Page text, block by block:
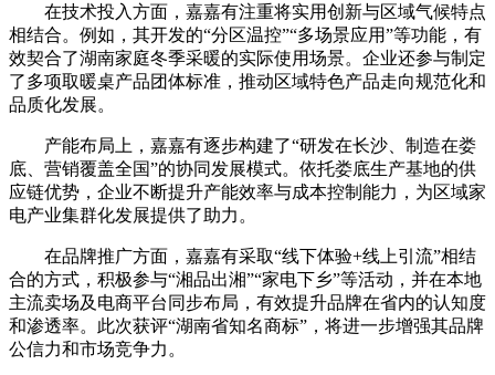
在技术投入方面，嘉嘉有注重将实用创新与区域气候特点
相结合。例如，其开发的“分区温控”“多场景应用”等功能，有
效契合了湖南家庭冬季采暖的实际使用场景。企业还参与制定
了多项取暖桌产品团体标准，推动区域特色产品走向规范化和
品质化发展。
产能布局上，嘉嘉有逐步构建了“研发在长沙、制造在娄
底、营销覆盖全国”的协同发展模式。依托娄底生产基地的供
应链优势，企业不断提升产能效率与成本控制能力，为区域家
电产业集群化发展提供了助力。
在品牌推广方面，嘉嘉有采取“线下体验+线上引流”相结
合的方式，积极参与“湘品出湘”“家电下乡”等活动，并在本地
主流卖场及电商平台同步布局，有效提升品牌在省内的认知度
和渗透率。此次获评“湖南省知名商标”，将进一步增强其品牌
公信力和市场竞争力。